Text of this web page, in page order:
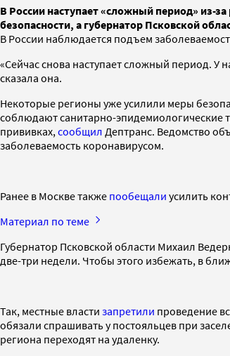
В России наступает «сложный период» из-
безопасности, а губернатор Псковской
В России наблюдается подъем
«Сейчас снова наступает сложный период. У
сказала она.
Некоторые регионы уже усилили меры
соблюдают санитарно-эпидемиологические
прививках, сообщил Дептранс. Ведомство
заболеваемость коронавирусом.
Ранее в Москве также пообещали усилить
Материал по теме
Губернатор Псковской области Михаил
две-три недели. Чтобы этого избежать, в
Так, местные власти запретили проведение
обязали спрашивать у постояльцев при
региона переходят на удаленку.